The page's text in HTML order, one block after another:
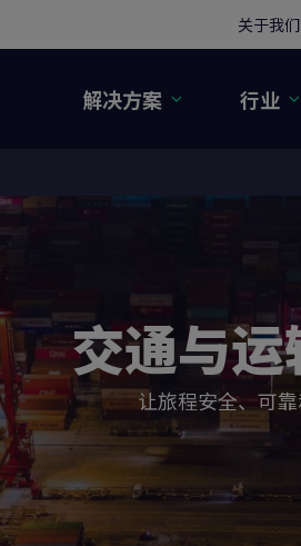
关于我们
解决方案 行业
交通与
让旅程安全、可